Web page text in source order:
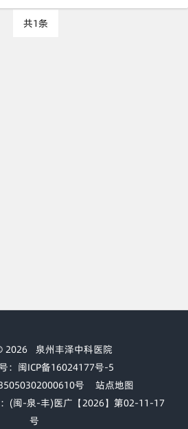
共1条
2026 泉州丰泽中科医院
：闽ICP备16024177号-5
号
站点地图
(闽-泉-丰)医广【2026】第02-11-17
号